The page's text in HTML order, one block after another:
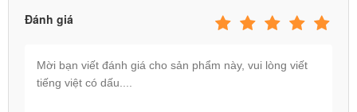
Đánh giá